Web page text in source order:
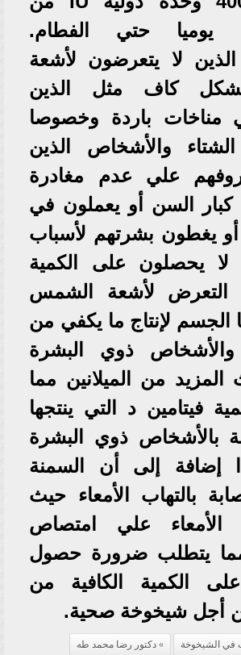
يوميا حتي الفطام.
لا يتعرضون لأشعة
كاف مثل الذين
مناخات باردة وخصوصا
والأشخاص الذين
علي عدم مغادرة
كبار السن أو يعملون في
أو يغطون بشرتهم لأسباب
لا يحصلون على الكمية
التعرض لأشعة الشمس
الجسم لإنتاج ما يكفي من
والأشخاص ذوي البشرة
المزيد من الميلانين مما
فيتامين د التي ينتجها
بالأشخاص ذوي البشرة
إضافة إلى أن السمنة
بالتهاب الأمعاء حيث
علي امتصاص
مما يتطلب ضرورة حصول
الكمية الكافية من
أجل شيخوخة صحية.
في الشيخوخة
دكتور رضا محمد طه